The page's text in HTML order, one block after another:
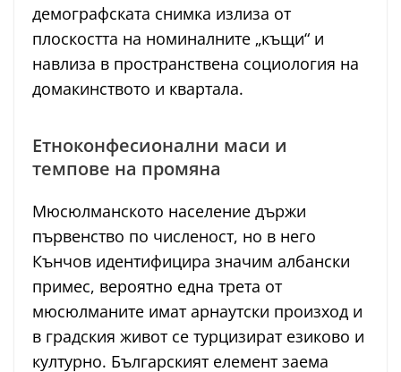
демографската снимка излиза от
плоскостта на номиналните „къщи“ и
навлиза в пространствена социология на
домакинството и квартала.
Етноконфесионални маси и
темпове на промяна
Мюсюлманското население държи
първенство по численост, но в него
Кънчов идентифицира значим албански
примес, вероятно една трета от
мюсюлманите имат арнаутски произход и
в градския живот се турцизират езиково и
културно. Българският елемент заема